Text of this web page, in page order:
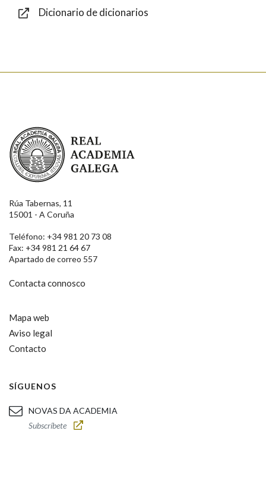
Dicionario de dicionarios
Real Academia Galega
Rúa Tabernas, 11
15001 - A Coruña
Teléfono: +34 981 20 73 08
Fax: +34 981 21 64 67
Apartado de correo 557
Contacta connosco
Mapa web
Aviso legal
Contacto
SÍGUENOS
NOVAS DA ACADEMIA
Subscríbete